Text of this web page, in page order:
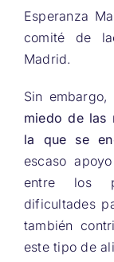
Esperanza
comité de
Madrid.
Sin
miedo de las
la que se
escaso
entre los
dificultades
también
este tipo de